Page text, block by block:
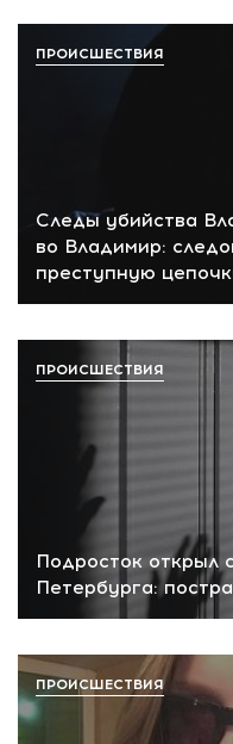
Следы убийства
во Владимир:
преступную
ПРОИСШЕСТВИЯ
Подросток открыл
Петербурга:
ПРОИСШЕСТВИЯ
ПРОИСШЕСТВИЯ